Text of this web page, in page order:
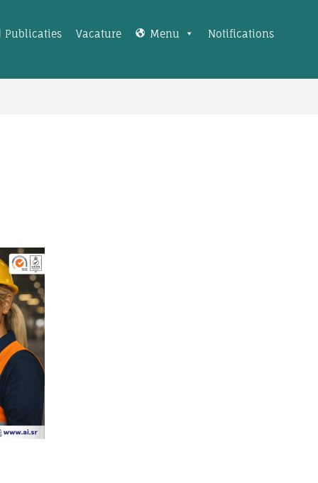
Publicaties Vacature Menu Notifications